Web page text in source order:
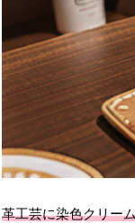
革工芸に染色クリー